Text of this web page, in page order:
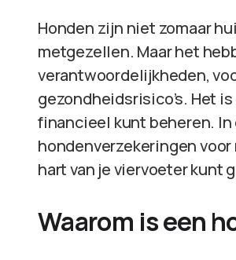
Honden zijn niet zomaar
metgezellen. Maar het
verantwoordelijkheden,
gezondheidsrisico’s. Het
financieel kunt beheren.
hondenverzekeringen
hart van je viervoeter kunt
Waarom is een